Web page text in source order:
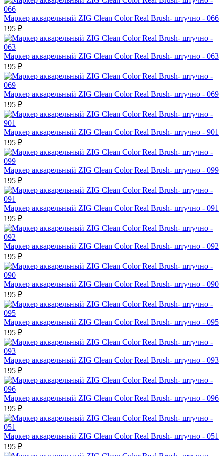
Маркер акварельный ZIG Clean Color Real Brush- штучно - 066
195 ₽
Маркер акварельный ZIG Clean Color Real Brush- штучно - 063
195 ₽
Маркер акварельный ZIG Clean Color Real Brush- штучно - 069
195 ₽
Маркер акварельный ZIG Clean Color Real Brush- штучно - 901
195 ₽
Маркер акварельный ZIG Clean Color Real Brush- штучно - 099
195 ₽
Маркер акварельный ZIG Clean Color Real Brush- штучно - 091
195 ₽
Маркер акварельный ZIG Clean Color Real Brush- штучно - 092
195 ₽
Маркер акварельный ZIG Clean Color Real Brush- штучно - 090
195 ₽
Маркер акварельный ZIG Clean Color Real Brush- штучно - 095
195 ₽
Маркер акварельный ZIG Clean Color Real Brush- штучно - 093
195 ₽
Маркер акварельный ZIG Clean Color Real Brush- штучно - 096
195 ₽
Маркер акварельный ZIG Clean Color Real Brush- штучно - 051
195 ₽